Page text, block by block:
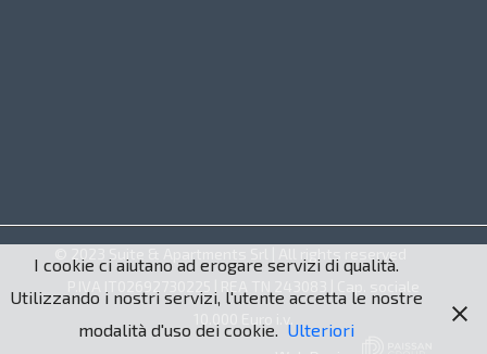
I cookie ci aiutano ad erogare servizi di qualità.
Utilizzando i nostri servizi, l'utente accetta le nostre
modalità d'uso dei cookie. Ulteriori